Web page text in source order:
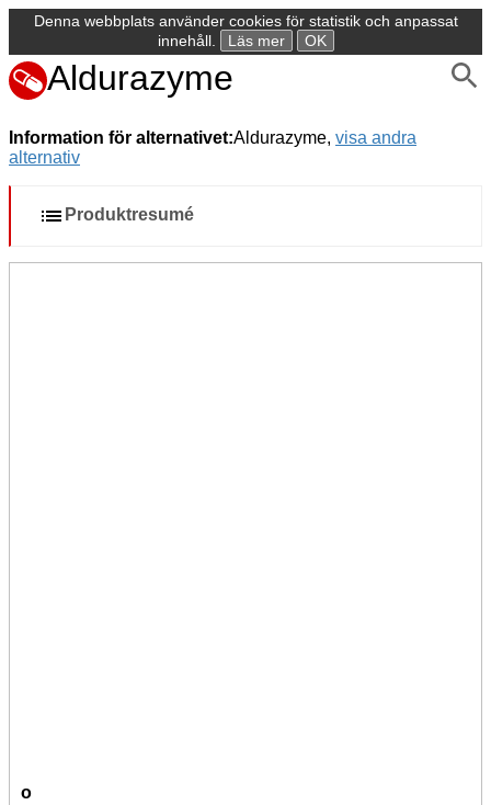
Denna webbplats använder cookies för statistik och anpassat
innehåll.
Läs mer OK
Aldurazyme
Information för alternativet:Aldurazyme, visa andra
alternativ
Produktresumé
o